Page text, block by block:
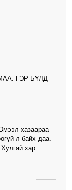
ГЭР БҮЛД
хазаараа
л байх даа.
хар